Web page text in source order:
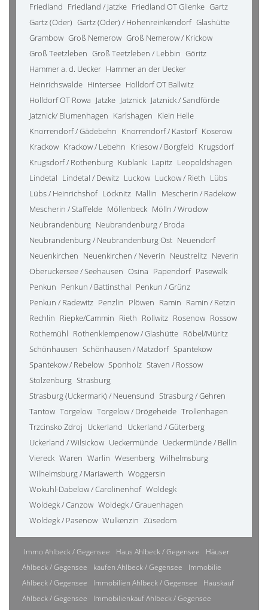
Friedland Friedland / Jatzke Friedland OT Glienke Gartz
Gartz (Oder) Gartz (Oder) / Hohenreinkendorf Glashütte
Grambow Groß Nemerow Groß Nemerow / Krickow
Groß Teetzleben Groß Teetzleben / Lebbin Göritz
Hammer a. d. Uecker Hammer an der Uecker
Heinrichswalde Hintersee Holldorf OT Ballwitz
Holldorf OT Rowa Jatzke Jatznick Jatznick / Sandförde
Jatznick/ Blumenhagen Karlshagen Klein Helle
Knorrendorf / Gädebehn Knorrendorf / Kastorf Koserow
Krackow Krackow / Lebehn Kriesow / Borgfeld Krugsdorf
Krugsdorf / Rothenburg Kublank Lapitz Leopoldshagen
Lindetal Lindetal / Dewitz Luckow Luckow / Rieth Lübs
Lübs / Heinrichshof Löcknitz Mallin Mescherin / Radekow
Mescherin / Staffelde Möllenbeck Mölln / Wrodow
Neubrandenburg Neubrandenburg / Broda
Neubrandenburg / Neubrandenburg Ost Neuendorf
Neuenkirchen Neuenkirchen / Neverin Neustrelitz Neverin
Oberuckersee / Seehausen Osina Papendorf Pasewalk
Penkun Penkun / Battinsthal Penkun / Grünz
Penkun / Radewitz Penzlin Plöwen Ramin Ramin / Retzin
Rechlin Riepke/Cammin Rieth Rollwitz Rosenow Rossow
Rothemühl Rothenklempenow / Glashütte Röbel/Müritz
Schönhausen Schönhausen / Matzdorf Spantekow
Spantekow / Rebelow Sponholz Staven / Rossow
Stolzenburg Strasburg
Strasburg (Uckermark) / Neuensund Strasburg / Gehren
Tantow Torgelow Torgelow / Drögeheide Trollenhagen
Trzcinsko Zdroj Uckerland Uckerland / Güterberg
Uckerland / Wilsickow Ueckermünde Ueckermünde / Bellin
Viereck Waren Warlin Wesenberg Wilhelmsburg
Wilhelmsburg / Mariawerth Woggersin
Wokuhl-Dabelow / Carolinenhof Woldegk
Woldegk / Canzow Woldegk / Grauenhagen
Woldegk / Pasenow Wulkenzin Züsedom
Immo Ahlbeck / Gegensee Haus Ahlbeck / Gegensee
Häuser
Ahlbeck / Gegensee
kaufen Ahlbeck / Gegensee
Immobilie
Ahlbeck / Gegensee
Immobilien Ahlbeck / Gegensee
Hauskauf
Ahlbeck / Gegensee
Immobilienkauf Ahlbeck / Gegensee